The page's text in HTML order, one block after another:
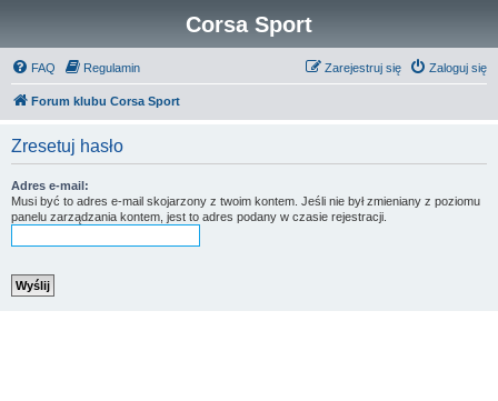
Corsa Sport
FAQ Regulamin Zaloguj się
Zarejestruj się
Forum klubu Corsa Sport
Zresetuj hasło
Adres e-mail:
Musi być to adres e-mail skojarzony z twoim kontem. Jeśli nie był zmieniany z poziomu
panelu zarządzania kontem, jest to adres podany w czasie rejestracji.